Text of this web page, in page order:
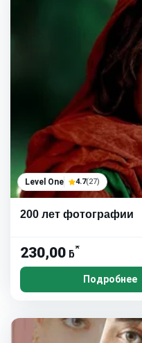
Level One 4.7(27)
200 лет фотографии
230,00 ƃ*
Подробнее